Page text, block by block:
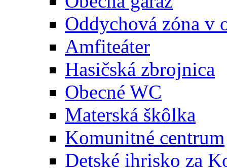
Oddychová zóna v
Amfiteáter
Hasičská zbrojnica
Obecné WC
Materská škôlka
Komunitné centrum
Detské ihrisko za